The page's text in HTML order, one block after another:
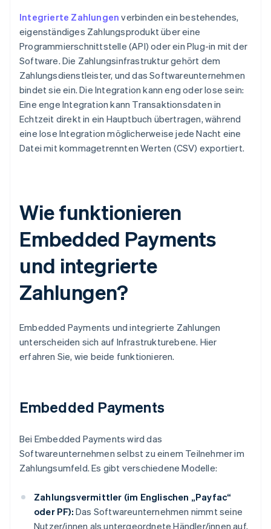
Integrierte Zahlungen verbinden ein bestehendes,
eigenständiges Zahlungsprodukt über eine
Programmierschnittstelle (API) oder ein Plug-in mit der
Software. Die Zahlungsinfrastruktur gehört dem
Zahlungsdienstleister, und das Softwareunternehmen
bindet sie ein. Die Integration kann eng oder lose sein:
Eine enge Integration kann Transaktionsdaten in
Echtzeit direkt in ein Hauptbuch übertragen, während
eine lose Integration möglicherweise jede Nacht eine
Datei mit kommagetrennten Werten (CSV) exportiert.
Wie funktionieren
Embedded Payments
und integrierte
Zahlungen?
Embedded Payments und integrierte Zahlungen
unterscheiden sich auf Infrastrukturebene. Hier
erfahren Sie, wie beide funktionieren.
Embedded Payments
Bei Embedded Payments wird das
Softwareunternehmen selbst zu einem Teilnehmer im
Zahlungsumfeld. Es gibt verschiedene Modelle:
Zahlungsvermittler (im Englischen „Payfac“
oder PF): Das Softwareunternehmen nimmt seine
Nutzer/innen als untergeordnete Händler/innen auf,